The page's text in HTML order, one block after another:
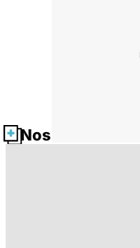
Nos fiches santé